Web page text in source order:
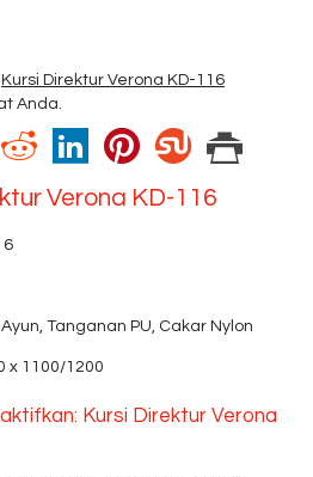
Kursi Direktur Verona KD-116
Anda.
Verona KD-116
Tanganan PU, Cakar Nylon
x 1100/1200
Kursi Direktur Verona